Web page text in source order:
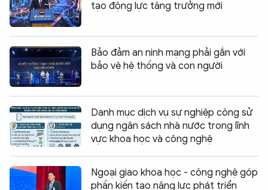
tạo động lực tăng trưởng mới
Bảo đảm an ninh mạng phải gắn với
bảo vệ hệ thống và con người
Danh mục dịch vụ sự nghiệp công sử
dụng ngân sách nhà nước trong lĩnh
vực khoa học và công nghệ
Ngoại giao khoa học - công nghệ góp
phần kiến tạo năng lực phát triển